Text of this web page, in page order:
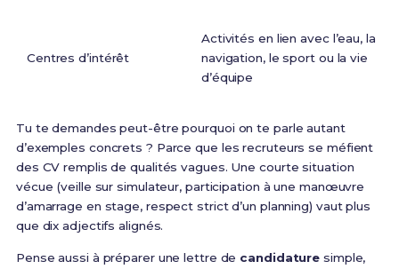
Centres d’intérêt
Activités en lien avec l’eau, la
navigation, le sport ou la vie
d’équipe
Tu te demandes peut-être pourquoi on te parle autant
d’exemples concrets ? Parce que les recruteurs se méfient
des CV remplis de qualités vagues. Une courte situation
vécue (veille sur simulateur, participation à une manœuvre
d’amarrage en stage, respect strict d’un planning) vaut plus
que dix adjectifs alignés.
Pense aussi à préparer une lettre de candidature simple,